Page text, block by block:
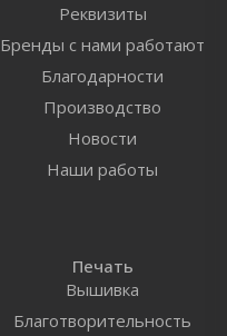
Реквизиты
Бренды с нами работают
Благодарности
Производство
Новости
Наши работы
Печать
Вышивка
Благотворительность